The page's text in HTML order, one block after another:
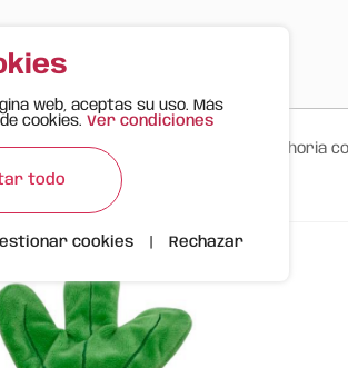
de Cuerda FOFOS para Perro – Zanahoria
web, aceptas su uso. Más
cookies. Ver condiciones
todo
cookies Rechazar